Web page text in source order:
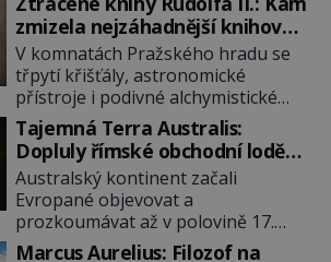
ze 13. století je po českých
korunovačních klenotech druhým
nejcennějším movitým majetkem v
České republice. Přestože byl
klenot v roce 1985 po dramatickém
pátrání kriminalistů úspěšně
nalezen, jeho minulost stále
obestírá hustá mlha. Otázky, jak
přesně se tato […]
zmizela nejzáhadnější knihovna
Evropy?
V komnatách Pražského hradu se
třpytí křišťály, astronomické
přístroje i podivné alchymistické
rukopisy. Císař Rudolf II.
shromažďuje vše, co souvisí s
tajemstvím přírody, hvězd i
lidského poznání. Jenže po jeho
smrti se jeho slavné sbírky začínají
rozpadat a část z nich mizí navždy.
Kdo odnesl nejvzácnější knihy? A
Tajemná Terra Australis:
Dopluly římské obchodní lodě
až do Austrálie?
Australský kontinent začali
Evropané objevovat a
prozkoumávat až v polovině 17.
století. Existuje však možnost, že
Marcus Aurelius: Filozof na